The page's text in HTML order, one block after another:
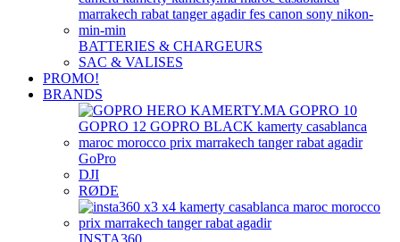
BATTERIES & CHARGEURS
SAC & VALISES
PROMO!
BRANDS
GoPro
DJI
RØDE
INSTA360